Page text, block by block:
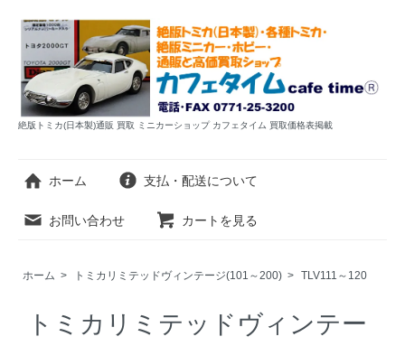
絶版トミカ(日本製)通販 買取 ミニカーショップ カフェタイム 買取価格表掲載
ホーム 支払・配送について
お問い合わせ カートを見る
ホーム > トミカリミテッドヴィンテージ(101～200) > TLV111～120
トミカリミテッドヴィンテー